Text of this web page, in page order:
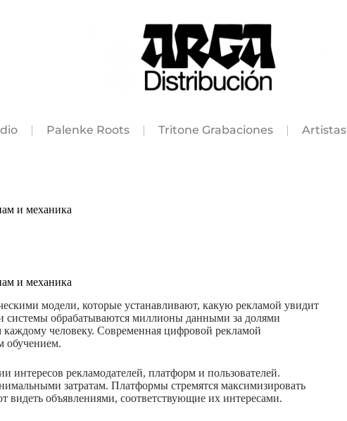
Palenke Roots Tritone Grabaciones Artistas
и механика
и механика
модели, которые устанавливают, какую рекламой увидит
системы обрабатываются миллионы данными за долями
человеку. Современная цифровой рекламой
обучением.
интересов рекламодателей, платформ и пользователей.
затратам. Платформы стремятся максимизировать
видеть объявлениями, соответствующие их интересами.